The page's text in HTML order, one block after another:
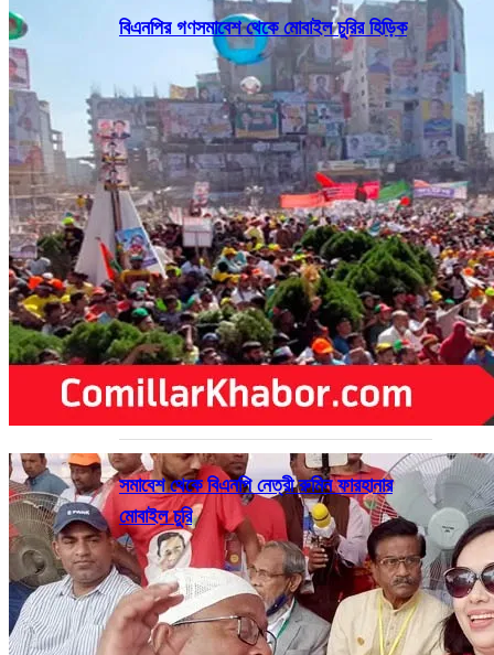
বিএনপির গণসমাবেশ থেকে মোবাইল চুরির হিড়িক
সমাবেশ থেকে বিএনপি নেত্রী রুমিন ফারহানার
মোবাইল চুরি